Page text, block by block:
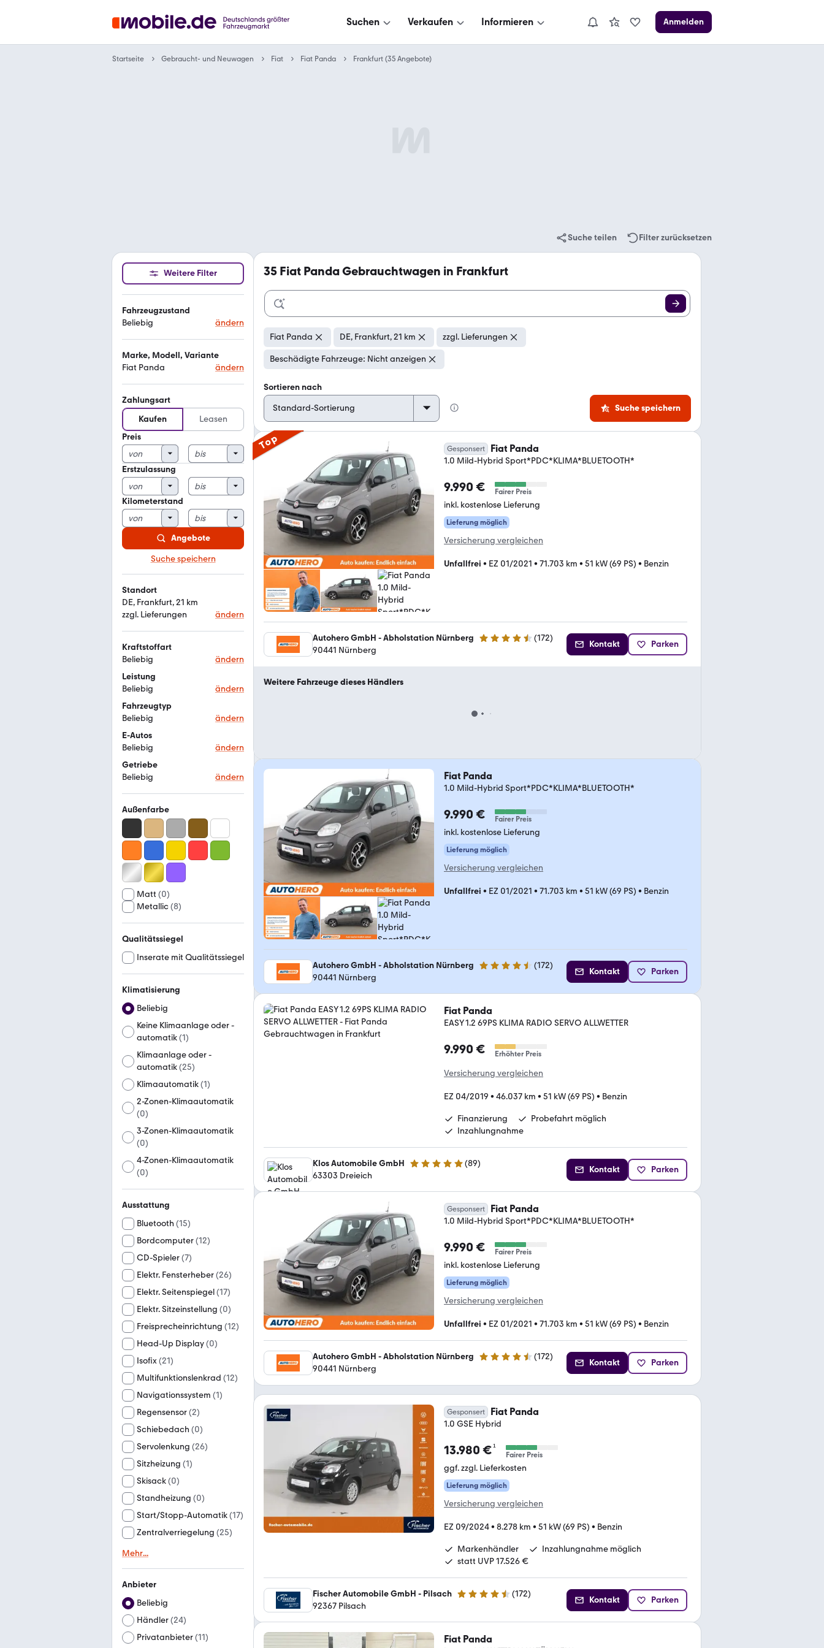
Suchen Verkaufen Informieren Anmelden
Startseite Gebraucht- und Neuwagen Fiat Fiat Panda Frankfurt (35 Angebote)
Suche teilen Filter zurücksetzen
Weitere Filter
Fahrzeugzustand
Beliebig
ändern
Marke, Modell, Variante
Fiat Panda
ändern
Zahlungsart
Kaufen
Leasen
Preis
Erstzulassung
Kilometerstand
Angebote
Suche speichern
Standort
DE, Frankfurt, 21 km
zzgl. Lieferungen
ändern
Kraftstoffart
Beliebig
ändern
Leistung
Beliebig
ändern
Fahrzeugtyp
Beliebig
ändern
E-Autos
Beliebig
ändern
Getriebe
Beliebig
ändern
Außenfarbe
Matt (0)
Metallic(8)
Qualitätssiegel
Inserate mit Qualitätssiegel
Klimatisierung
Beliebig
Keine Klimaanlage oder -
automatik(1)
Klimaanlage oder -
automatik(25)
Klimaautomatik(1)
2-Zonen-Klimaautomatik
(0)
3-Zonen-Klimaautomatik
(0)
4-Zonen-Klimaautomatik
(0)
Ausstattung
Bluetooth (15)
Bordcomputer(12)
CD-Spieler(7)
Elektr. Fensterheber(26)
Elektr. Seitenspiegel(17)
Elektr. Sitzeinstellung (0)
Freisprecheinrichtung (12)
Head-Up Display(0)
Isofix(21)
Multifunktionslenkrad (12)
Navigationssystem (1)
Regensensor(2)
Schiebedach (0)
Servolenkung (26)
Sitzheizung (1)
Skisack(0)
Standheizung (0)
Start/Stopp-Automatik(17)
Zentralverriegelung (25)
Mehr...
Anbieter
Beliebig
Händler(24)
Privatanbieter(11)
35 Fiat Panda Gebrauchtwagen in Frankfurt
Fiat Panda DE, Frankfurt, 21 km zzgl. Lieferungen
Beschädigte Fahrzeuge: Nicht anzeigen
Sortieren nach
Suche speichern
Top Gesponsert Fiat Panda
1.0 Mild-Hybrid Sport*PDC*KLIMA*BLUETOOTH*
9.990 € Fairer Preis
inkl. kostenlose Lieferung
Lieferung möglich
Versicherung vergleichen
Unfallfrei • EZ 01/2021 • 71.703 km • 51 kW (69 PS) • Benzin
Autohero GmbH - Abholstation Nürnberg 4.5 Sterne (172)
90441 Nürnberg
Kontakt Parken
Weitere Fahrzeuge dieses Händlers
Fiat Panda
1.0 Mild-Hybrid Sport*PDC*KLIMA*BLUETOOTH*
9.990 € Fairer Preis
inkl. kostenlose Lieferung
Lieferung möglich
Versicherung vergleichen
Unfallfrei • EZ 01/2021 • 71.703 km • 51 kW (69 PS) • Benzin
Autohero GmbH - Abholstation Nürnberg 4.5 Sterne (172)
90441 Nürnberg
Kontakt Parken
Fiat Panda
EASY 1.2 69PS KLIMA RADIO SERVO ALLWETTER
9.990 € Erhöhter Preis
Versicherung vergleichen
EZ 04/2019 • 46.037 km • 51 kW (69 PS) • Benzin
Finanzierung
Probefahrt möglich
Inzahlungnahme
Klos Automobile GmbH 5 Sterne (89)
63303 Dreieich
Kontakt Parken
Gesponsert Fiat Panda
1.0 Mild-Hybrid Sport*PDC*KLIMA*BLUETOOTH*
9.990 € Fairer Preis
inkl. kostenlose Lieferung
Lieferung möglich
Versicherung vergleichen
Unfallfrei • EZ 01/2021 • 71.703 km • 51 kW (69 PS) • Benzin
Autohero GmbH - Abholstation Nürnberg 4.5 Sterne (172)
90441 Nürnberg
Kontakt Parken
Gesponsert Fiat Panda
1.0 GSE Hybrid
13.980 €¹
Fairer Preis
ggf. zzgl. Lieferkosten
Lieferung möglich
Versicherung vergleichen
EZ 09/2024• 8.278 km • 51 kW (69 PS) • Benzin
Markenhändler
Inzahlungnahme möglich
statt UVP 17.526 €
Fischer Automobile GmbH - Pilsach 4.7 Sterne (172)
92367 Pilsach
Kontakt Parken
Fiat Panda